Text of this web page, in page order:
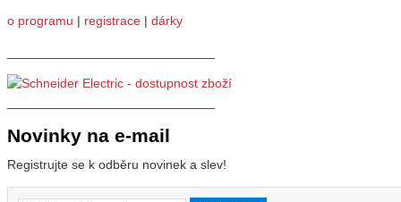
o programu | registrace | dárky
Novinky na e-mail
Registrujte se k odběru novinek a slev!